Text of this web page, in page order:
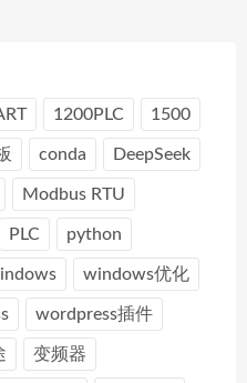
1200PLC 1500
conda DeepSeek
Modbus RTU
PLC python
windows优化
wordpress插件
变频器